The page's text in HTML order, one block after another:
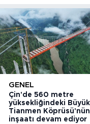
GENEL
Çin'de 560 metre
yüksekliğindeki Büyük
Tianmen Köprüsü'nün
inşaatı devam ediyor